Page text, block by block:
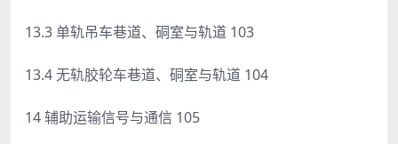
13.3 单轨吊车巷道、硐室与轨道 103
13.4 无轨胶轮车巷道、硐室与轨道 104
14 辅助运输信号与通信 105